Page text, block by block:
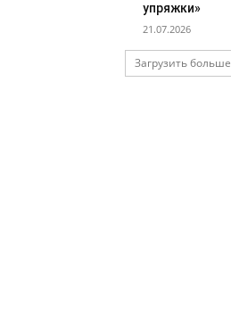
упряжки»
21.07.2026
Загрузить больше